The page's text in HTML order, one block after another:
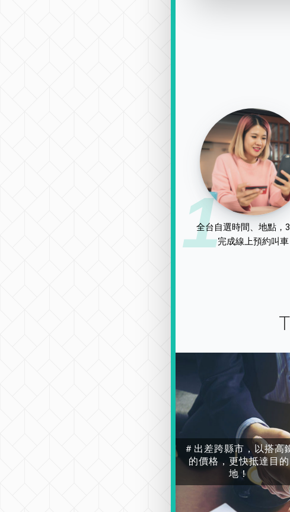
1
全台自選時間、地點，
完成線上預約叫車
＃出差跨縣市，以搭高
的價格，更快抵達目的
地！